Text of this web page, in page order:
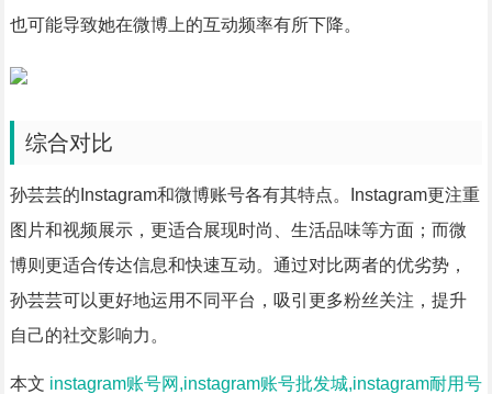
也可能导致她在微博上的互动频率有所下降。
综合对比
孙芸芸的Instagram和微博账号各有其特点。Instagram更注重
图片和视频展示，更适合展现时尚、生活品味等方面；而微
博则更适合传达信息和快速互动。通过对比两者的优劣势，
孙芸芸可以更好地运用不同平台，吸引更多粉丝关注，提升
自己的社交影响力。
本文 instagram账号网,instagram账号批发城,instagram耐用号